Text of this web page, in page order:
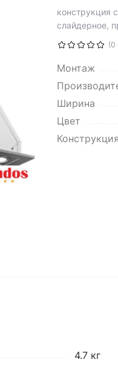
конструкция
слайдерное,
(0
Монтаж
Ширина
Цвет
Конструкция
4.7 кг